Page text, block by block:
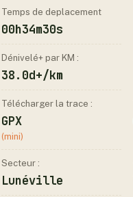
Temps de deplacement
00h34m30s
Dénivelé+ par KM :
38.0d+/km
Télécharger la trace :
GPX
(mini)
Secteur :
Lunéville